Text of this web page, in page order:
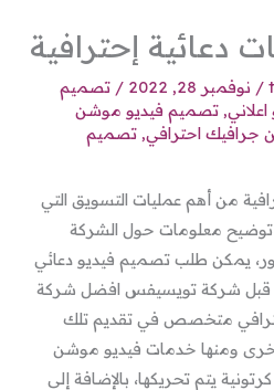
دعائية إحترافية
/نوفمبر 28, 2022 /تصميم
,تصميم فيديو موشن
جرافيك احترافي,تصميم
من أهم عمليات التسويق التي
توضيح معلومات حول الشركة
يمكن طلب تصميم فيديو دعائي
قبل شركة تويسيفس افضل شركة
متخصص في تقديم تلك
ومنها خدمات فيديو موشن
يتم تحريكها، بالإضافة إلى